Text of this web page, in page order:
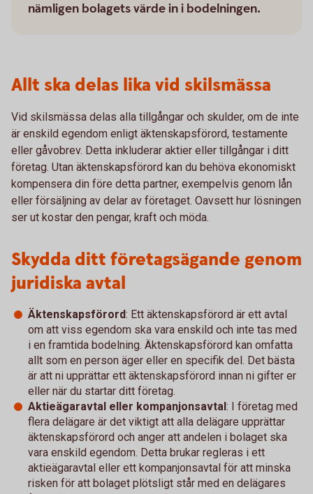
nämligen bolagets värde in i bodelningen.
Allt ska delas lika vid skilsmässa
Vid skilsmässa delas alla tillgångar och skulder, om de inte
är enskild egendom enligt äktenskapsförord, testamente
eller gåvobrev. Detta inkluderar aktier eller tillgångar i ditt
företag. Utan äktenskapsförord kan du behöva ekonomiskt
kompensera din före detta partner, exempelvis genom lån
eller försäljning av delar av företaget. Oavsett hur lösningen
ser ut kostar den pengar, kraft och möda.
Skydda ditt företagsägande genom
juridiska avtal
Äktenskapsförord: Ett äktenskapsförord är ett avtal
om att viss egendom ska vara enskild och inte tas med
i en framtida bodelning. Äktenskapsförord kan omfatta
allt som en person äger eller en specifik del. Det bästa
är att ni upprättar ett äktenskapsförord innan ni gifter er
eller när du startar ditt företag.
Aktieägaravtal eller kompanjonsavtal: I företag med
flera delägare är det viktigt att alla delägare upprättar
äktenskapsförord och anger att andelen i bolaget ska
vara enskild egendom. Detta brukar regleras i ett
aktieägaravtal eller ett kompanjonsavtal för att minska
risken för att bolaget plötsligt står med en delägares